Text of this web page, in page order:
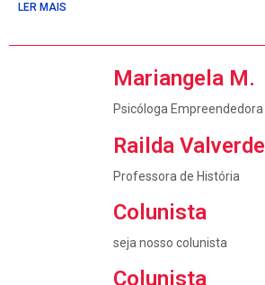
LER MAIS
Mariangela M.
Psicóloga Empreendedora
Railda Valverde
Professora de História
Colunista
seja nosso colunista
Colunista